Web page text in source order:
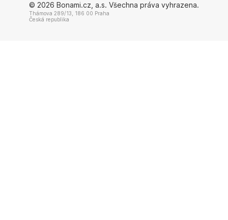
© 2026 Bonami.cz, a.s. Všechna práva vyhrazena.
Thámova 289/13, 186 00 Praha
Česká republika